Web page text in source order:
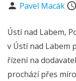
Pavel Macák
Ústí nad Labem,
v Ústí nad Labem
řízení na
prochází přes